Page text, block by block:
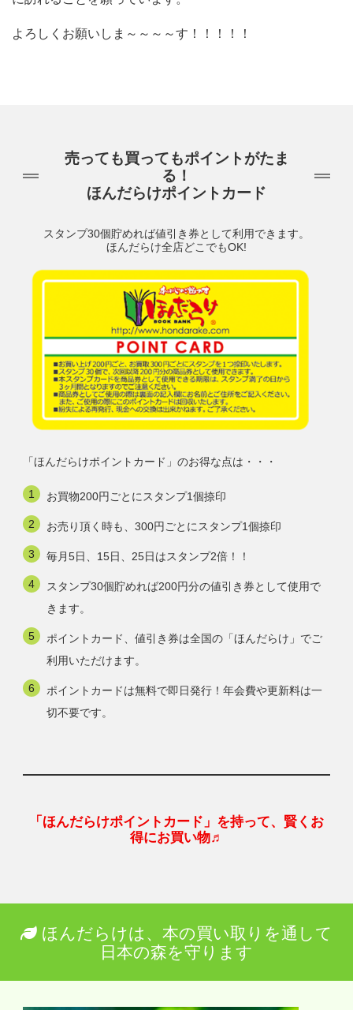
よろしくお願いしま～～～～す！！！！！
売っても買ってもポイントがたま
る！
ほんだらけポイントカード
スタンプ30個貯めれば値引き券として利用できます。
ほんだらけ全店どこでもOK!
「ほんだらけポイントカード」のお得な点は・・・
お買物200円ごとにスタンプ1個捺印
お売り頂く時も、300円ごとにスタンプ1個捺印
毎月5日、15日、25日はスタンプ2倍！！
スタンプ30個貯めれば200円分の値引き券として使用で
きます。
ポイントカード、値引き券は全国の「ほんだらけ」でご
利用いただけます。
ポイントカードは無料で即日発行！年会費や更新料は一
切不要です。
「ほんだらけポイントカード」を持って、賢くお
得にお買い物♬
ほんだらけは、本の買い取りを通して
日本の森を守ります